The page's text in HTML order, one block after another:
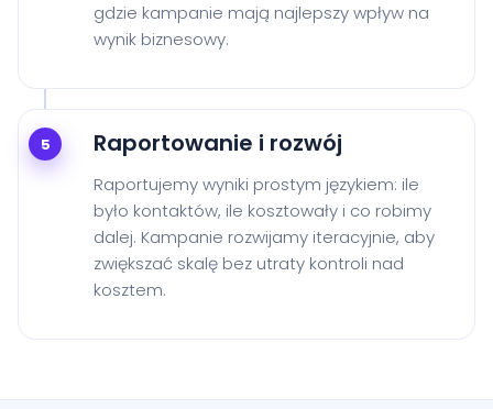
gdzie kampanie mają najlepszy wpływ na
wynik biznesowy.
5 Raportowanie i rozwój
Raportujemy wyniki prostym językiem: ile
było kontaktów, ile kosztowały i co robimy
dalej. Kampanie rozwijamy iteracyjnie, aby
zwiększać skalę bez utraty kontroli nad
kosztem.